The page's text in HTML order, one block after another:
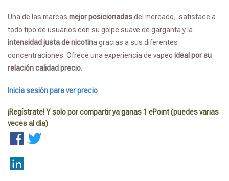
Una de las marcas mejor posicionadasdel mercado, satisface a
todo tipo de usuarios con su golpe suave de garganta y la
intensidad justa de nicotina gracias a sus diferentes
concentraciones. Ofrece una experiencia de vapeo ideal por su
relación calidad precio.
Inicia sesión para ver precio
¡Regístrate! Y solo por compartir ya ganas 1 ePoint (puedes varias
veces al día)